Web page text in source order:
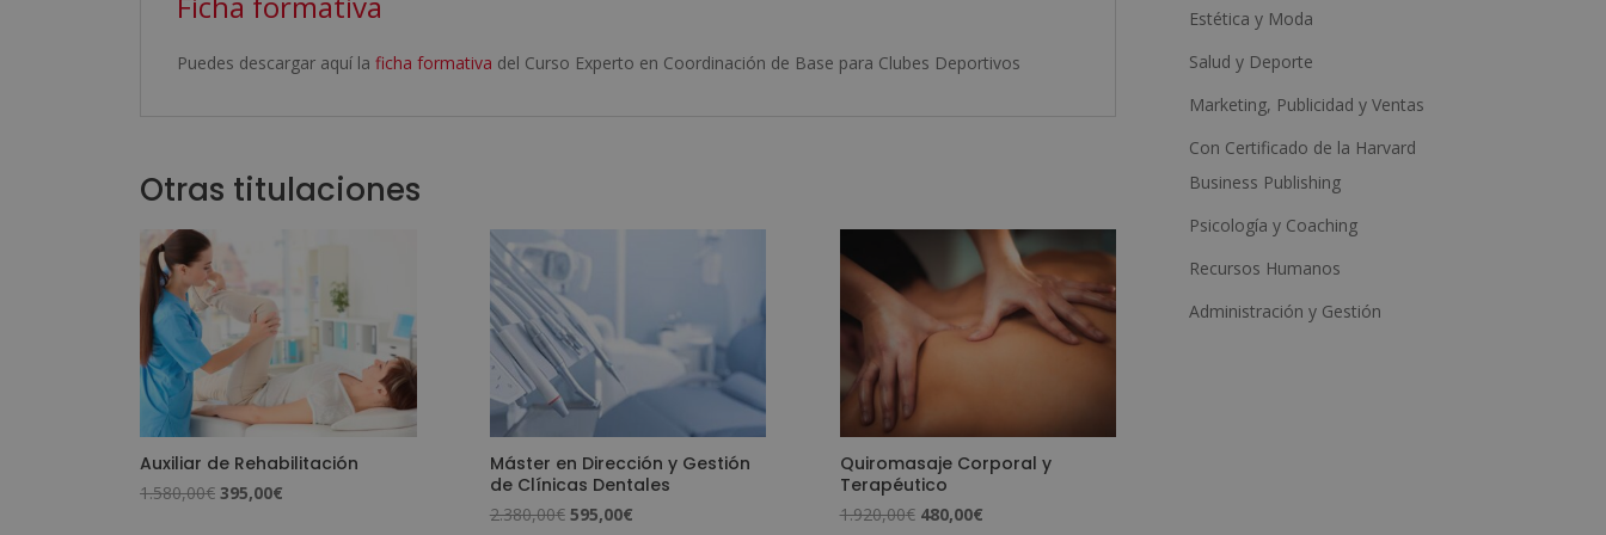
Puedes descargar aquí la ficha formativa del Curso Experto en Coordinación de Base para Clubes Deportivos
Otras titulaciones
Auxiliar de Rehabilitación
1.580,00€ El
395,00€
Máster en Dirección y Gestión
de Clínicas Dentales
2.380,00€ El
595,00€El
Quiromasaje Corporal y
Terapéutico
1.920,00€ El
480,00€El
Estética y Moda
Salud y Deporte
Marketing, Publicidad y Ventas
Con Certificado de la Harvard
Business Publishing
Psicología y Coaching
Recursos Humanos
Administración y Gestión